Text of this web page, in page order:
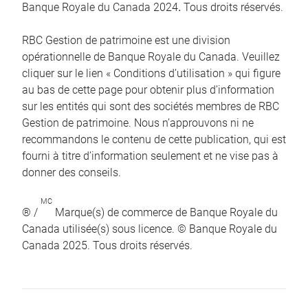
Banque Royale du Canada 2024. Tous droits réservés.
RBC Gestion de patrimoine est une division
opérationnelle de Banque Royale du Canada. Veuillez
cliquer sur le lien « Conditions d’utilisation » qui figure
au bas de cette page pour obtenir plus d’information
sur les entités qui sont des sociétés membres de RBC
Gestion de patrimoine. Nous n’approuvons ni ne
recommandons le contenu de cette publication, qui est
fourni à titre d’information seulement et ne vise pas à
donner des conseils.
® /
MC
Marque(s) de commerce de Banque Royale du
Canada utilisée(s) sous licence. © Banque Royale du
Canada 2025. Tous droits réservés.